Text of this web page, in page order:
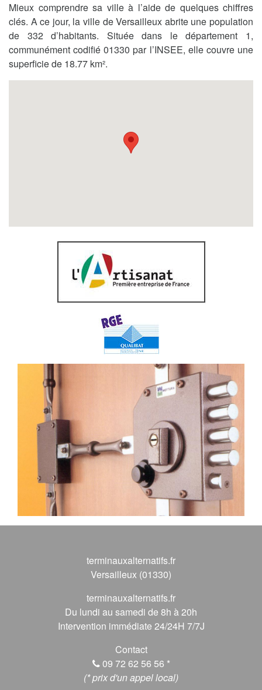
Mieux comprendre sa ville à l’aide de quelques chiffres
clés. A ce jour, la ville de Versailleux abrite une population
de 332 d’habitants. Située dans le département 1,
communément codifié 01330 par l’INSEE, elle couvre une
superficie de 18.77 km².
terminauxalternatifs.fr
Versailleux (01330)
terminauxalternatifs.fr
Du lundi au samedi de 8h à 20h
Intervention immédiate 24/24H 7/7J
Contact
09 72 62 56 56 *
(* prix d'un appel local)